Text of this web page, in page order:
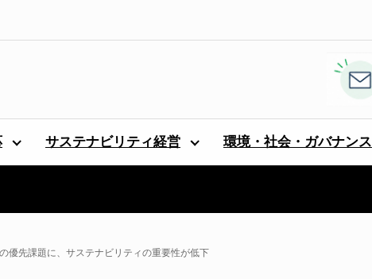
サステナビリティ経営 環境・社会・ガバナンス
優先課題に、サステナビリティの重要性が低下